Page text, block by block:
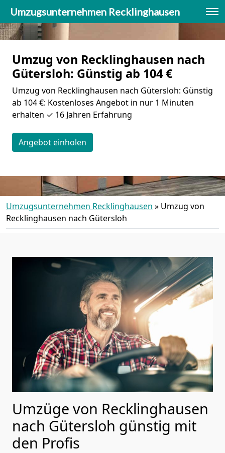
Umzugsunternehmen Recklinghausen
Umzug von Recklinghausen nach
Gütersloh: Günstig ab 104 €
Umzug von Recklinghausen nach Gütersloh: Günstig
ab 104 €: Kostenloses Angebot in nur 1 Minuten
erhalten ✓ 16 Jahren Erfahrung
Angebot einholen
Umzugsunternehmen Recklinghausen » Umzug von
Recklinghausen nach Gütersloh
Umzüge von Recklinghausen
nach Gütersloh günstig mit
den Profis